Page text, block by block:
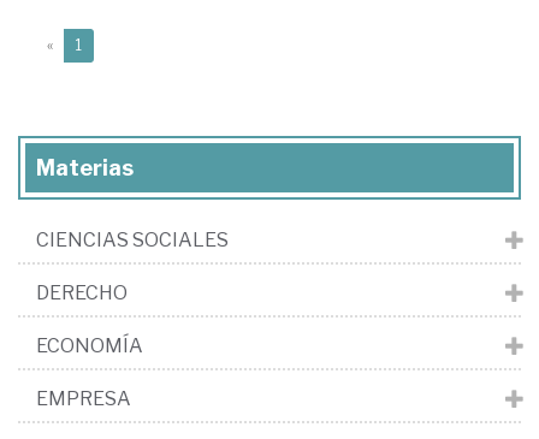
« 1
Materias
CIENCIAS SOCIALES
DERECHO
ECONOMÍA
EMPRESA